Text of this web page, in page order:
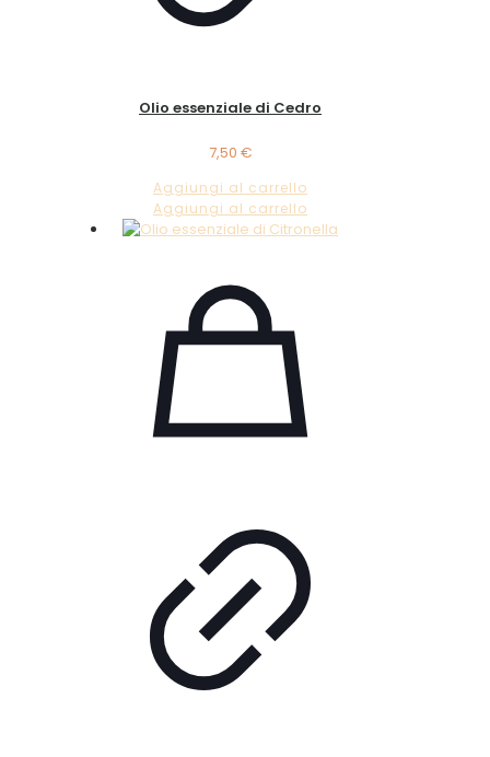
Olio essenziale di Cedro
7,50 €
Aggiungi al carrello
Aggiungi al carrello